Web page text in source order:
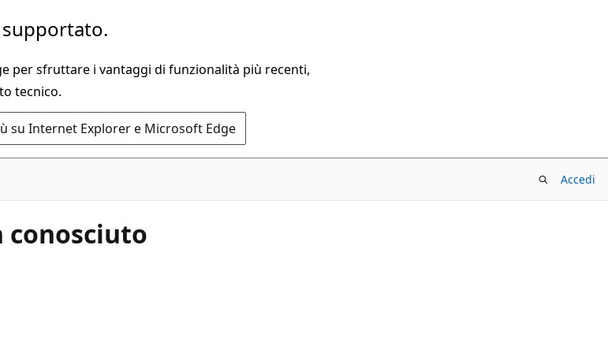
per sfruttare i vantaggi di funzionalità più recenti,
tecnico.
su Internet Explorer e Microsoft Edge
Accedi
conosciuto